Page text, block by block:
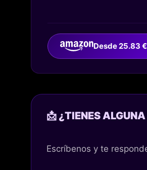
Desde 25.83 €
📩 ¿TIENES
Escríbenos y te